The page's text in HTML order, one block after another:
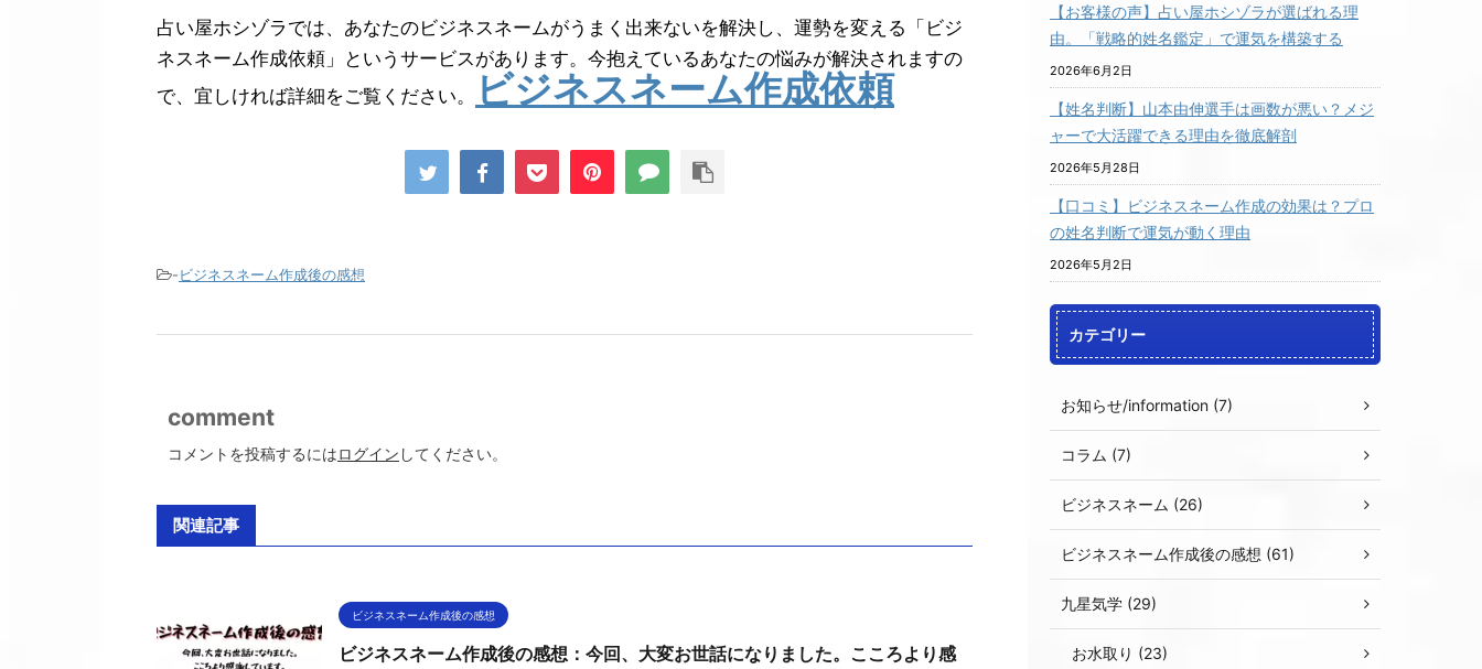
占い屋ホシゾラでは、あなたのビジネスネームがうまく出来ないを解決し、運勢を変える「ビジ
ネスネーム作成依頼」というサービスがあります。今抱えているあなたの悩みが解決されますの
で、宜しければ詳細をご覧ください。
ビジネスネーム作成依頼
-ビジネスネーム作成後の感想
comment
コメントを投稿するにはログイン してください。
関連記事
ビジネスネーム作成後の感想
ビジネスネーム作成後の感想：今回、大変お世話になりました。こころより感
【お客様の声】占い屋ホシゾラが選ばれる理
由。「戦略的姓名鑑定」で運気を構築する
2026年6月2日
【姓名判断】山本由伸選手は画数が悪い？メジ
ャーで大活躍できる理由を徹底解剖
2026年5月28日
【口コミ】ビジネスネーム作成の効果は？プロ
の姓名判断で運気が動く理由
2026年5月2日
カテゴリー
お知らせ/information (7)
コラム (7)
ビジネスネーム (26)
ビジネスネーム作成後の感想 (61)
九星気学 (29)
お水取り (23)